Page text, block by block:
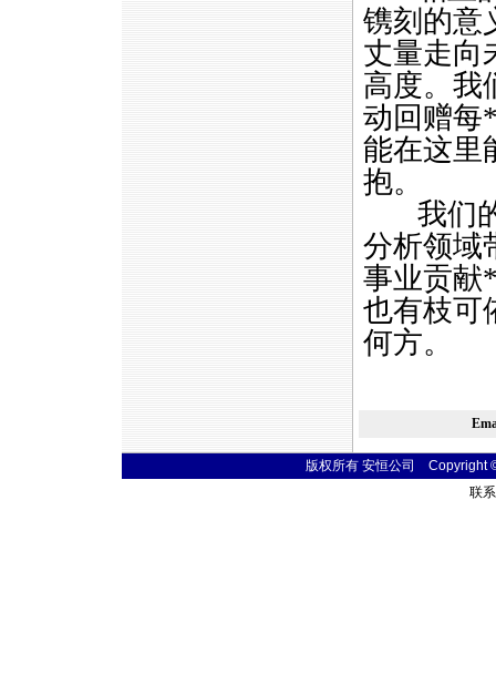
镌刻的意
丈量走向
高度。我
动回赠每
能在这里
抱。
我们
分析领域
事业贡献
也有枝可
何方。
版权所有 安恒公司 Copyright
联